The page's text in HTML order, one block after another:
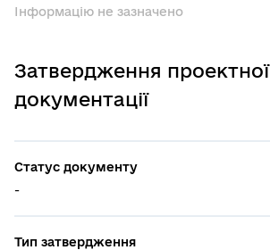
Інформацію не зазначено
Затвердження проектної
документації
Статус документу
-
Тип затвердження